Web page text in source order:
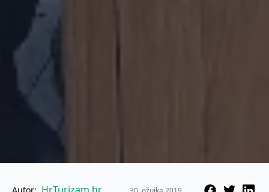
Autor: HrTurizam.hr